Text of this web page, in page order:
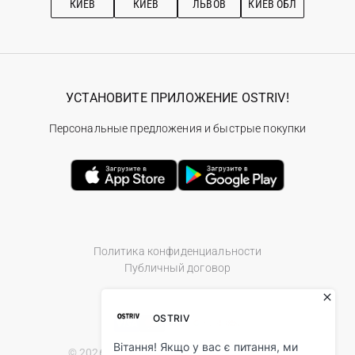
КИЕВ КИЕВ ЛЬВОВ КИЕВ ОБЛ
Политика конфиденциальности
Публичный договор
УСТАНОВИТЕ ПРИЛОЖЕНИЕ OSTRIV!
Персональные предложения и быстрые покупки